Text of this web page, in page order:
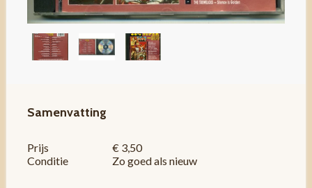
Samenvatting
Prijs
€ 3,50
Conditie
Zo goed als nieuw